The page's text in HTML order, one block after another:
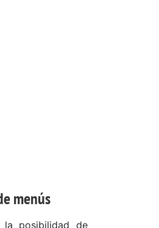
menús
posibilidad de